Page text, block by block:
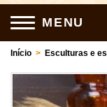
MENU
Início > Esculturas e